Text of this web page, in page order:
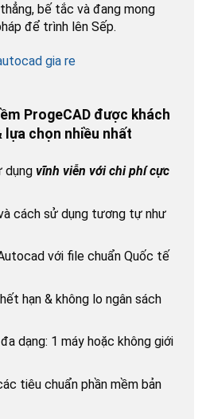
bế tắc và đang mong
để trình lên Sếp.
ProgeCAD được khách
lựa chọn nhiều nhất
dụng vĩnh viễn với chi phí cực
cách sử dụng tương tự như
với file chuẩn Quốc tế
hạn & không lo ngân sách
dạng: 1 máy hoặc không giới
tiêu chuẩn phần mềm bản